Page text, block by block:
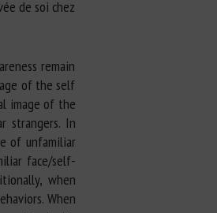
de soi chez
remain
of the self
image of the
strangers. In
of unfamiliar
face/self-
when
When